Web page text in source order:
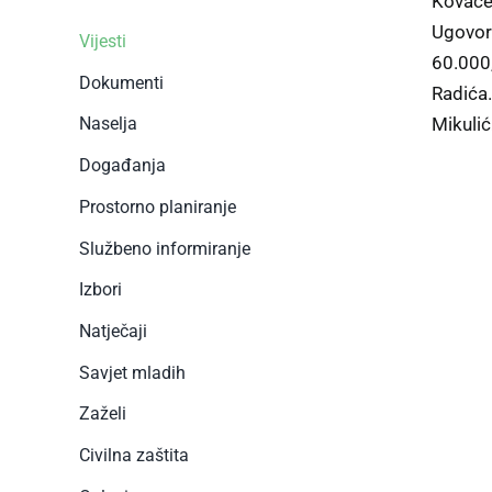
Vijesti
Dokumenti
Naselja
Događanja
Prostorno planiranje
Službeno informiranje
Izbori
Natječaji
Savjet mladih
Zaželi
Civilna zaštita